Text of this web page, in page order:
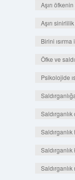
Aşırı
Aşırı
Birini
Öfke ve
Psikolojide
Saldırganlık
Saldırganlık